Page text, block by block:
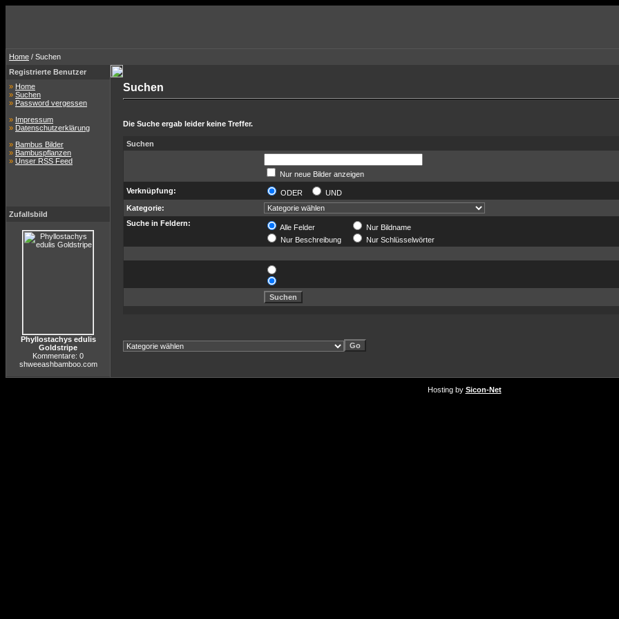
Home / Suchen
Registrierte Benutzer
» Home
» Suchen
» Password vergessen
» Impressum
» Datenschutzerklärung
» Bambus Bilder
» Bambuspflanzen
» Unser RSS Feed
Zufallsbild
Phyllostachys edulis
Goldstripe
Kommentare: 0
shweeashbamboo.com
Suchen
Die Suche ergab leider keine Treffer.
Suchen
Nur neue Bilder anzeigen
Verknüpfung:
ODER
UND
Kategorie:
Suche in Feldern:
Alle Felder
Nur Bildname
Nur Beschreibung
Nur Schlüsselwörter
Hosting by Sicon-Net